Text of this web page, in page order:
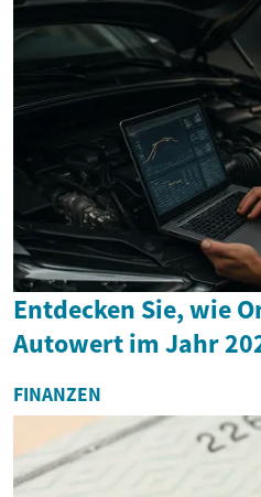
Entdecken Sie, wie
Autowert im Jahr
FINANZEN